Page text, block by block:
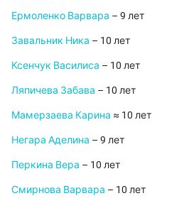
Ермоленко Варвара – 9 лет
Завальник Ника – 10 лет
Ксенчук Василиса – 10 лет
Ляпичева Забава – 10 лет
Мамерзаева Карина ≈ 10 лет
Негара Аделина – 9 лет
Перкина Вера – 10 лет
Смирнова Варвара – 10 лет